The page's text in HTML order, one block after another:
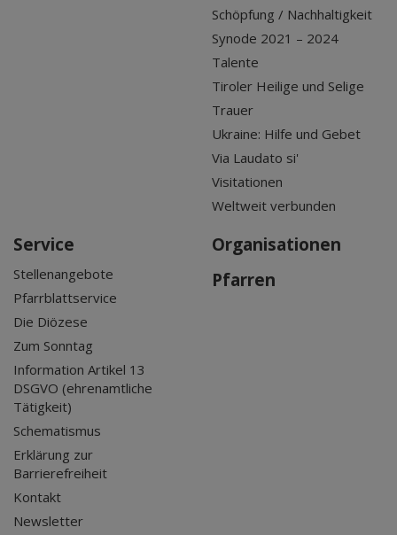
Schöpfung / Nachhaltigkeit
Synode 2021 – 2024
Talente
Tiroler Heilige und Selige
Trauer
Ukraine: Hilfe und Gebet
Via Laudato si'
Visitationen
Weltweit verbunden
Service
Stellenangebote
Pfarrblattservice
Die Diözese
Zum Sonntag
Information Artikel 13
DSGVO (ehrenamtliche
Tätigkeit)
Schematismus
Erklärung zur
Barrierefreiheit
Kontakt
Newsletter
Organisationen
Pfarren